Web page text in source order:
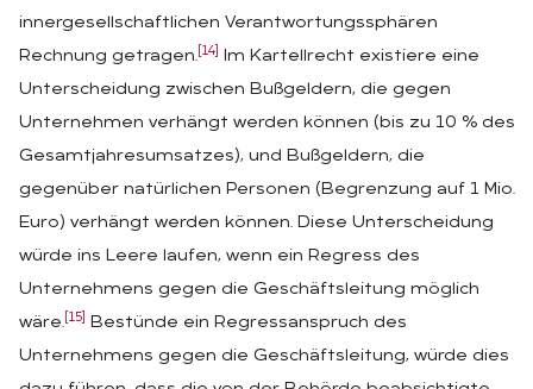
innergesellschaftlichen Verantwortungssphären
Rechnung getragen. [14]
Im Kartellrecht existiere eine
Unterscheidung zwischen Bußgeldern, die gegen
Unternehmen verhängt werden können (bis zu 10 % des
Gesamtjahresumsatzes), und Bußgeldern, die
gegenüber natürlichen Personen (Begrenzung auf 1 Mio.
Euro) verhängt werden können. Diese Unterscheidung
würde ins Leere laufen, wenn ein Regress des
Unternehmens gegen die Geschäftsleitung möglich
wäre. [15]
Bestünde ein Regressanspruch des
Unternehmens gegen die Geschäftsleitung, würde dies